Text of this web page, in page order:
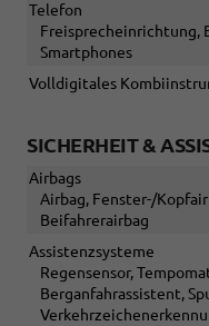
Telefon
Freisprecheinrichtung,
Smartphones
Volldigitales
SICHERHEIT &
Airbags
Airbag, Fenster-/
Beifahrerairbag
Assistenzsysteme
Regensensor,
Berganfahrassistent,